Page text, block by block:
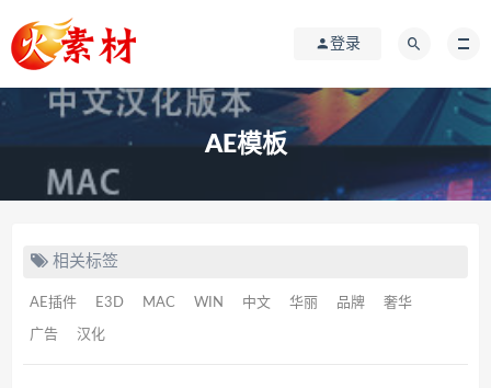
登录
AE模板
相关标签
AE插件 E3D MAC WIN 中文 华丽 品牌 奢华
广告 汉化